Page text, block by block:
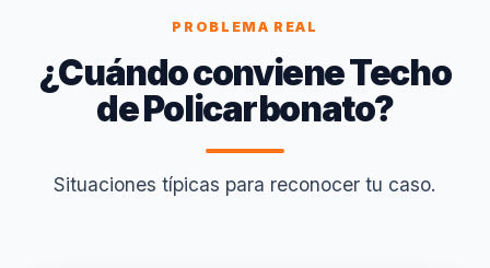
PROBLEMA REAL
¿Cuándo conviene Techo
de Policarbonato?
Situaciones típicas para reconocer tu caso.